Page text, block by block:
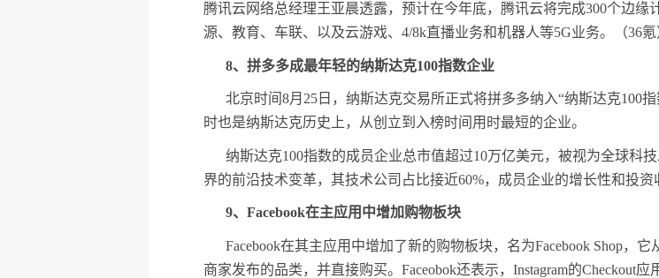
腾讯云网络总经理王亚晨透露，预计在今年底，腾讯云将完成300个边
源、教育、车联、以及云游戏、4/8k直播业务和机器人等5G业务。（36氪
8、拼多多成最年轻的纳斯达克100指数企业
北京时间8月25日，纳斯达克交易所正式将拼多多纳入“纳斯达克100
时也是纳斯达克历史上，从创立到入榜时间用时最短的企业。
纳斯达克100指数的成员企业总市值超过10万亿美元，被视为全球科
界的前沿技术变革，其技术公司占比接近60%，成员企业的增长性和投资
9、Facebook在主应用中增加购物板块
Facebook在其主应用中增加了新的购物板块，名为Facebook Shop，
商家发布的品类，并直接购买。Faceobok还表示，Instagram的Checkout